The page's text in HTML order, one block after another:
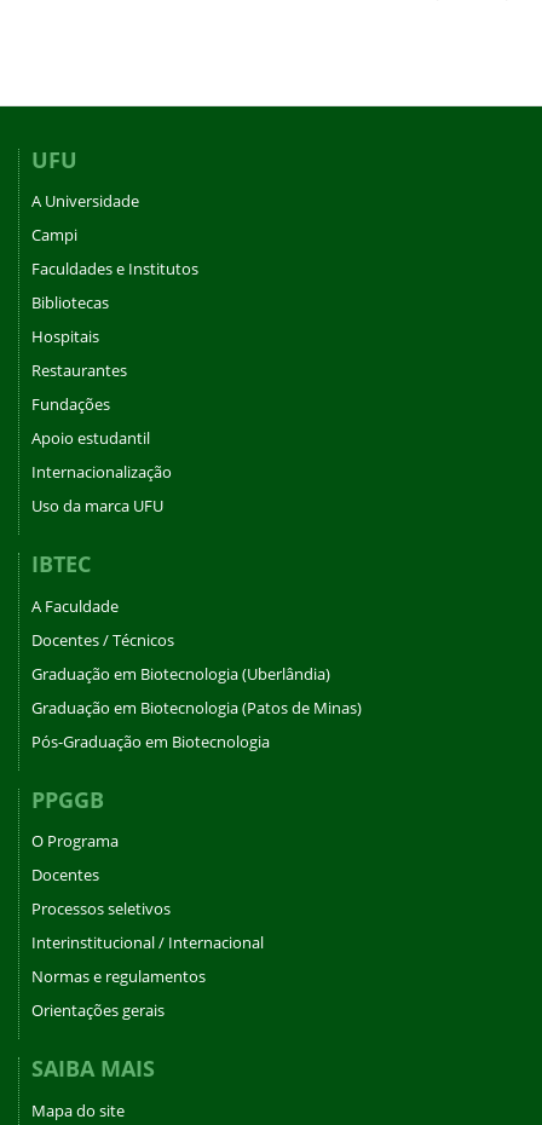
UFU
A Universidade
Campi
Faculdades e Institutos
Bibliotecas
Hospitais
Restaurantes
Fundações
Apoio estudantil
Internacionalização
Uso da marca UFU
IBTEC
A Faculdade
Docentes / Técnicos
Graduação em Biotecnologia (Uberlândia)
Graduação em Biotecnologia (Patos de Minas)
Pós-Graduação em Biotecnologia
PPGGB
O Programa
Docentes
Processos seletivos
Interinstitucional / Internacional
Normas e regulamentos
Orientações gerais
SAIBA MAIS
Mapa do site